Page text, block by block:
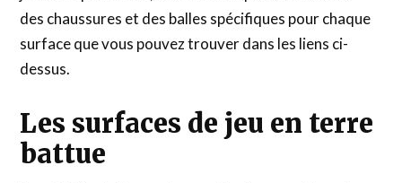
des chaussures et des balles spécifiques pour chaque
surface que vous pouvez trouver dans les liens ci-
dessus.
Les surfaces de jeu en terre
battue